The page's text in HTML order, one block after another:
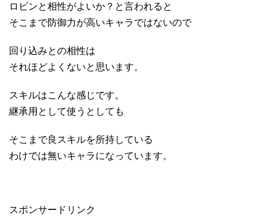
ロビンと相性がよいか？と言われると
そこまで防御力が高いキャラではないので
回り込みとの相性は
それほどよくないと思います。
スキルはこんな感じです。
継承用として使うとしても
そこまで良スキルを所持している
わけでは無いキャラになっています。
スポンサードリンク